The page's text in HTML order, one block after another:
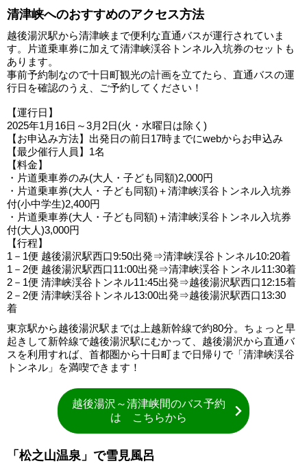
清津峡へのおすすめのアクセス方法
越後湯沢駅から清津峡まで便利な直通バスが運行されていま
す。片道乗車券に加えて清津峡渓谷トンネル入坑券のセットも
あります。
事前予約制なので十日町観光の計画を立てたら、直通バスの運
行日を確認のうえ、ご予約してください！
【運行日】
2025年1月16日～3月2日(火・水曜日は除く)
【お申込み方法】出発日の前日17時までにwebからお申込み
【最少催行人員】1名
【料金】
・片道乗車券のみ(大人・子ども同額)2,000円
・片道乗車券(大人・子ども同額)＋清津峡渓谷トンネル入坑券
付(小中学生)2,400円
・片道乗車券(大人・子ども同額)＋清津峡渓谷トンネル入坑券
付(大人)3,000円
【行程】
1－1便 越後湯沢駅西口9:50出発⇒清津峡渓谷トンネル10:20着
1－2便 越後湯沢駅西口11:00出発⇒清津峡渓谷トンネル11:30着
2－1便 清津峡渓谷トンネル11:45出発⇒越後湯沢駅西口12:15着
2－2便 清津峡渓谷トンネル13:00出発⇒越後湯沢駅西口13:30
着
東京駅から越後湯沢駅までは上越新幹線で約80分。ちょっと早
起きして新幹線で越後湯沢駅にむかって、越後湯沢から直通バ
スを利用すれば、首都圏から十日町まで日帰りで「清津峡渓谷
トンネル」を満喫できます！
越後湯沢～清津峡間のバス予約
は こちらから
「松之山温泉」で雪見風呂